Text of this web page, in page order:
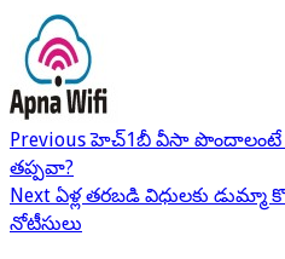
Previousహెచ్‌1బీ వీసా పొందాలంటే
తప్పవా?
Next ఏళ్ల తరబడి విధులకు డుమ్మా
నోటీసులు